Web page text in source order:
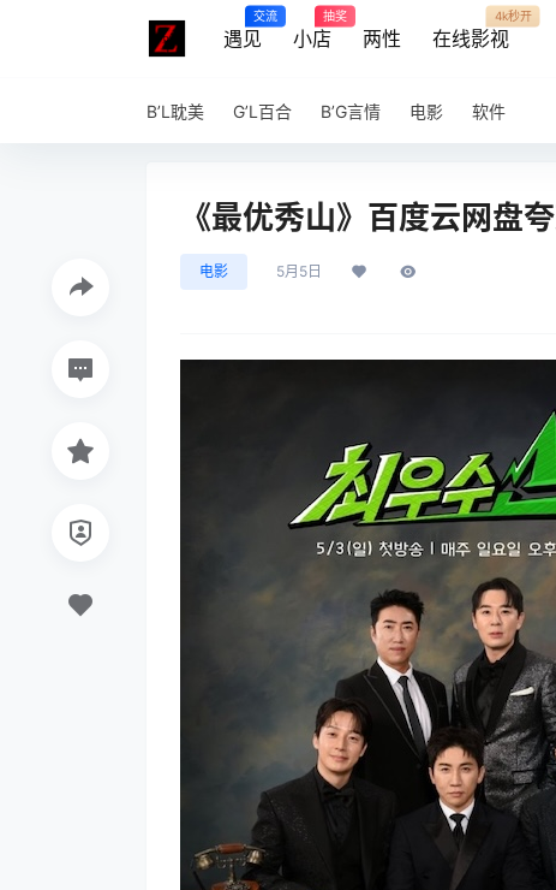
遇见
交流
小店
抽奖
两性 在线影视
4k秒开
B’L耽美 G’L百合 B’G言情 电影 软件
《最优秀山》百度云网盘
电影 5月5日